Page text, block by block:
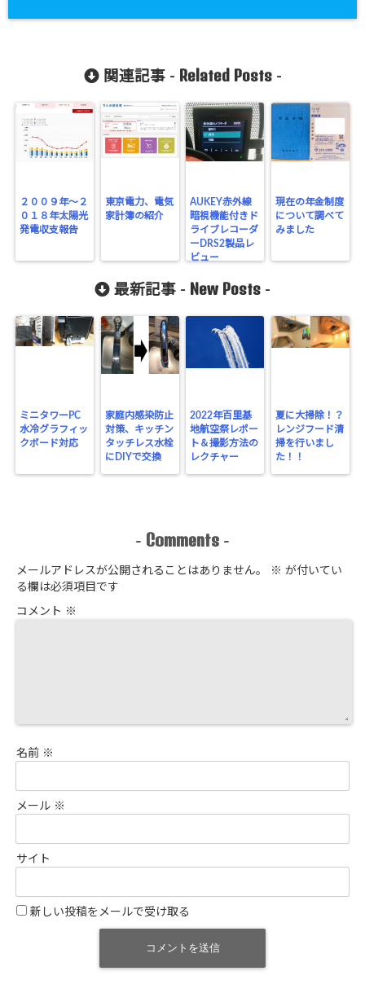
関連記事 - Related Posts-
２００９年～２
０１８年太陽光
発電収支報告
東京電力、電気
家計簿の紹介
AUKEY赤外線
暗視機能付きド
ライブレコーダ
ーDRS2製品レ
ビュー
現在の年金制度
について調べて
みました
最新記事 - New Posts -
ミニタワーPC
水冷グラフィッ
クボード対応
家庭内感染防止
対策、キッチン
タッチレス水栓
にDIYで交換
2022年百里基
地航空祭レポー
ト＆撮影方法の
レクチャー
夏に大掃除！？
レンジフード清
掃を行いまし
た！！
- Comments -
メールアドレスが公開されることはありません。 ※ が付いてい
る欄は必須項目です
コメント ※
名前 ※
メール ※
サイト
新しい投稿をメールで受け取る